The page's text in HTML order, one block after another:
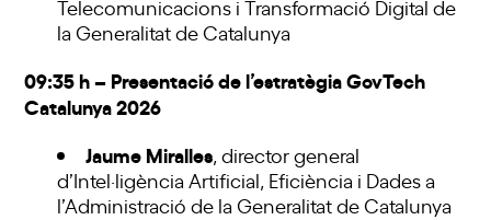
Telecomunicacions i Transformació Digital de
la Generalitat de Catalunya
09:35 h – Presentació de l’estratègia GovTech
Catalunya 2026
Jaume Miralles, director general
d’Intel·ligència Artificial, Eficiència i Dades a
l’Administració de la Generalitat de Catalunya